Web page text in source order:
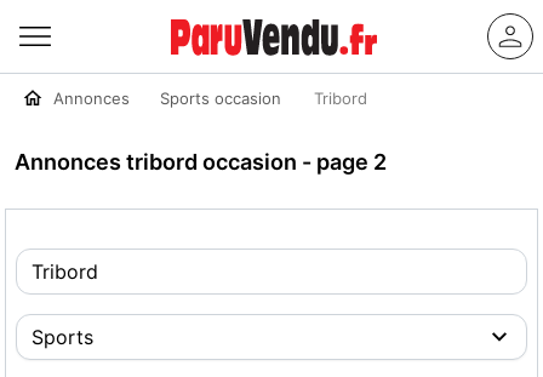
Annonces Sports occasion Tribord
Annonces tribord occasion - page 2